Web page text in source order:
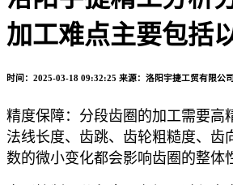
加工难点主要包括
时间：2025-03-18 09:32:25 来源：洛阳宇捷工贸有限公司
精度保障‌：分段齿圈的加工需要高
法线长度、齿跳、齿轮粗糙度、齿
数的微小变化都会影响齿圈的整体